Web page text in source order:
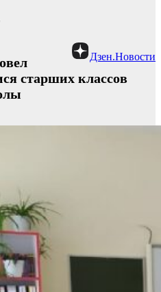
Дзен.Новости
старших классов